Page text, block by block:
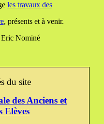
les travaux des
, présents et à venir.
Nominé
du site
des Anciens et
Elèves